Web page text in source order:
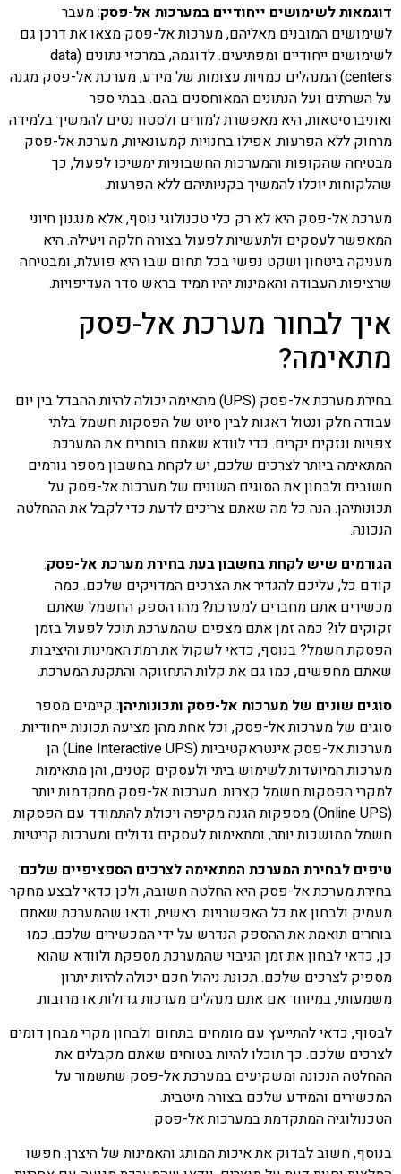
דוגמאות לשימושים ייחודיים במערכות אל-פסק: מעבר
לשימושים המובנים מאליהם, מערכות אל-פסק מצאו את דרכן גם
לשימושים ייחודיים ומפתיעים. לדוגמה, במרכזי נתונים (data
centers) המנהלים כמויות עצומות של מידע, מערכת אל-פסק מגנה
על השרתים ועל הנתונים המאוחסנים בהם. בבתי ספר
ואוניברסיטאות, היא מאפשרת למורים ולסטודנטים להמשיך בלמידה
מרחוק ללא הפרעות. אפילו בחנויות קמעונאיות, מערכת אל-פסק
מבטיחה שהקופות והמערכות החשבוניות ימשיכו לפעול, כך
שהלקוחות יוכלו להמשיך בקניותיהם ללא הפרעות.
מערכת אל-פסק היא לא רק כלי טכנולוגי נוסף, אלא מנגנון חיוני
המאפשר לעסקים ולתעשיות לפעול בצורה חלקה ויעילה. היא
מעניקה ביטחון ושקט נפשי בכל תחום שבו היא פועלת, ומבטיחה
שרציפות העבודה והאמינות יהיו תמיד בראש סדר העדיפויות.
איך לבחור מערכת אל-פסק
מתאימה?
בחירת מערכת אל-פסק (UPS) מתאימה יכולה להיות ההבדל בין יום
עבודה חלק ונטול דאגות לבין סיוט של הפסקות חשמל בלתי
צפויות ונזקים יקרים. כדי לוודא שאתם בוחרים את המערכת
המתאימה ביותר לצרכים שלכם, יש לקחת בחשבון מספר גורמים
חשובים ולבחון את הסוגים השונים של מערכות אל-פסק על
תכונותיהן. הנה כל מה שאתם צריכים לדעת כדי לקבל את ההחלטה
הנכונה.
הגורמים שיש לקחת בחשבון בעת בחירת מערכת אל-פסק:
קודם כל, עליכם להגדיר את הצרכים המדויקים שלכם. כמה
מכשירים אתם מחברים למערכת? מהו הספק החשמל שאתם
זקוקים לו? כמה זמן אתם מצפים שהמערכת תוכל לפעול בזמן
הפסקת חשמל? בנוסף, כדאי לשקול את רמת האמינות והיציבות
שאתם מחפשים, כמו גם את קלות התחזוקה והתקנת המערכת.
סוגים שונים של מערכות אל-פסק ותכונותיהן: קיימים מספר
סוגים של מערכות אל-פסק, וכל אחת מהן מציעה תכונות ייחודיות.
מערכות אל-פסק אינטראקטיביות (Line Interactive UPS) הן
מערכות המיועדות לשימוש ביתי ולעסקים קטנים, והן מתאימות
למקרי הפסקות חשמל קצרות. מערכות אל-פסק מתקדמות יותר
(Online UPS) מספקות הגנה מקיפה ויכולת להתמודד עם הפסקות
חשמל ממושכות יותר, ומתאימות לעסקים גדולים ומערכות קריטיות.
טיפים לבחירת המערכת המתאימה לצרכים הספציפיים שלכם:
בחירת מערכת אל-פסק היא החלטה חשובה, ולכן כדאי לבצע מחקר
מעמיק ולבחון את כל האפשרויות. ראשית, ודאו שהמערכת שאתם
בוחרים תואמת את ההספק הנדרש על ידי המכשירים שלכם. כמו
כן, כדאי לבחון את זמן הגיבוי שהמערכת מספקת ולוודא שהוא
מספיק לצרכים שלכם. תכונת ניהול חכם יכולה להיות יתרון
משמעותי, במיוחד אם אתם מנהלים מערכות גדולות או מרובות.
לבסוף, כדאי להתייעץ עם מומחים בתחום ולבחון מקרי מבחן דומים
לצרכים שלכם. כך תוכלו להיות בטוחים שאתם מקבלים את
ההחלטה הנכונה ומשקיעים במערכת אל-פסק שתשמור על
המכשירים והמידע שלכם בצורה מיטבית.
הטכנולוגיה המתקדמת במערכות אל-פסק
בנוסף, חשוב לבדוק את איכות המותג והאמינות של היצרן. חפשו